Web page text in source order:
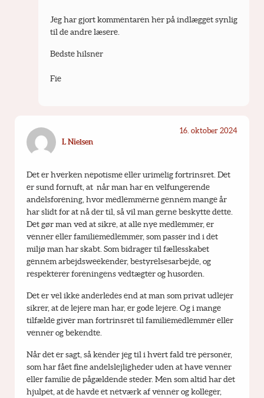
Jeg har gjort kommentaren her på indlægget synlig
til de andre læsere.
Bedste hilsner
Fie
L Nielsen
16. oktober 2024
Det er hverken nepotisme eller urimelig fortrinsret. Det
er sund fornuft, at  når man har en velfungerende
andelsforening, hvor medlemmerne gennem mange år
har slidt for at nå der til, så vil man gerne beskytte dette.
Det gør man ved at sikre, at alle nye medlemmer, er
venner eller familiemedlemmer, som passer ind i det
miljø man har skabt. Som bidrager til fællesskabet
gennem arbejdsweekender, bestyrelsesarbejde, og
respekterer foreningens vedtægter og husorden.
Det er vel ikke anderledes end at man som privat udlejer
sikrer, at de lejere man har, er gode lejere. Og i mange
tilfælde giver man fortrinsret til familiemedlemmer eller
venner og bekendte.
Når det er sagt, så kender jeg til i hvert fald tre personer,
som har fået fine andelslejligheder uden at have venner
eller familie de pågældende steder. Men som altid har det
hjulpet, at de havde et netværk af venner og kolleger,